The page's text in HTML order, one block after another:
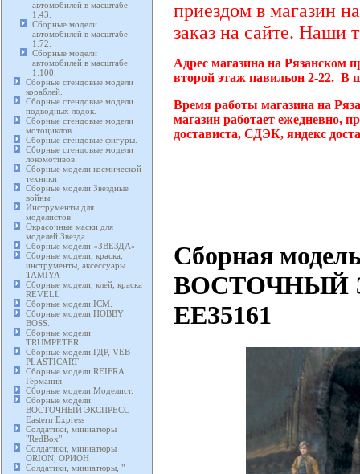
автомобилей в масштабе
1:43.
Сборные модели
автомобилей в масштабе
1:72.
Сборные модели
автомобилей в масштабе
1:100.
Сборные стендовые модели
кораблей.
Сборные стендовые модели
подводных лодок.
Сборные стендовые модели
мотоциклов.
Сборные стендовые фигуры.
Сборные стендовые модели
локомотивов.
Сборные модели космической
техники
Сборные модели Звездные
войны
Инструменты для
моделистов
Окрасочные маски для
моделей Звезда.
Сборные модели «ЗВЕЗДА»
Сборные модели, краска,
инструменты, аксессуары
TAMIYA
Сборные модели, клей, краска
REVELL
Сборные модели ICM.
Сборные модели HOBBY
BOSS.
Сборные модели
TRUMPETER.
Сборные модели ГДР, VEB
PLASTICART
Сборные модели REIFRA
Германия
Сборные модели Моделист.
Сборные модели
ВОСТОЧНЫЙ ЭКСПРЕСС
Eastern Express
Солдатики, миниатюры
"RedBox"
Солдатики, миниатюры
ORION, ОРИОН
Солдатики, миниатюры, "
приездом в магазин
заказ на сайте. Наши
Адрес магазина на Рязанском
второй этаж павильон 2-22. В
Время работы магазина на
магазин работает ежедневно,
достависта, СДЭК, яндекс
Сборная
ВОСТОЧНЫЙ
EE35161